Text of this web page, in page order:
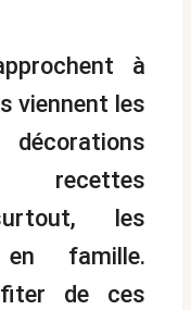
à
viennent les
recettes
les
famille.
de ces